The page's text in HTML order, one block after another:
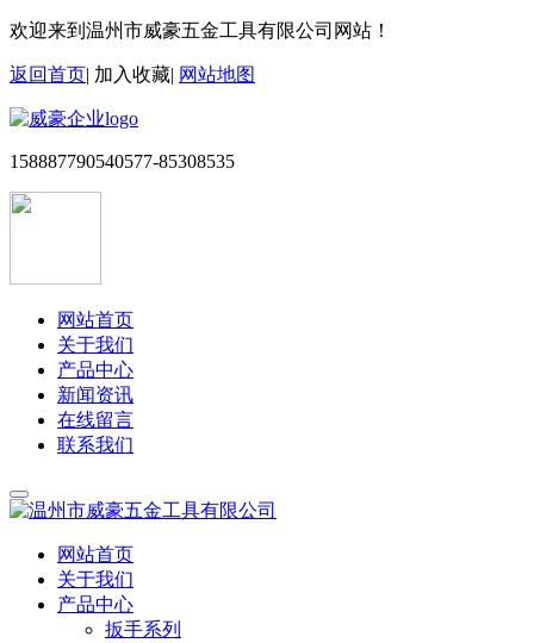
欢迎来到温州市威豪五金工具有限公司网站！
返回首页| 加入收藏| 网站地图
158887790540577-85308535
网站首页
关于我们
产品中心
新闻资讯
在线留言
联系我们
网站首页
关于我们
产品中心
扳手系列